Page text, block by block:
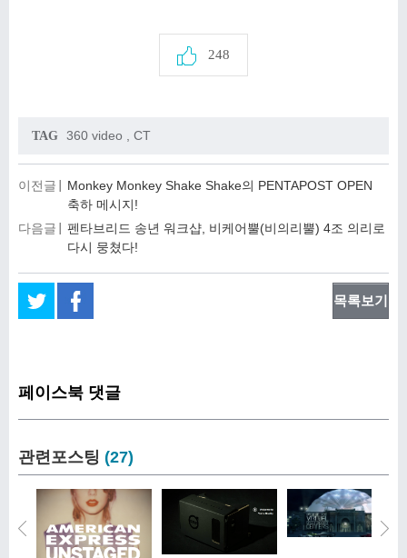
248
TAG 360 video , CT
이전글
Monkey Monkey Shake Shake의 PENTAPOST OPEN
축하 메시지!
다음글
펜타브리드 송년 워크샵, 비케어뿔(비의리뿔) 4조 의리로
다시 뭉쳤다!
목록보기
페이스북 댓글
관련포스팅 (27)